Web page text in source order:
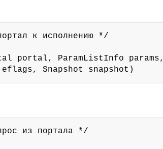
к исполнению */
portal, ParamListInfo params,
Snapshot snapshot)
из портала */